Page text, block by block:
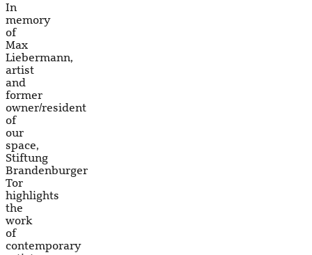
In
memory
of
Max
Liebermann,
artist
and
former
owner/resident
of
our
space,
Stiftung
Brandenburger
Tor
highlights
the
work
of
contemporary